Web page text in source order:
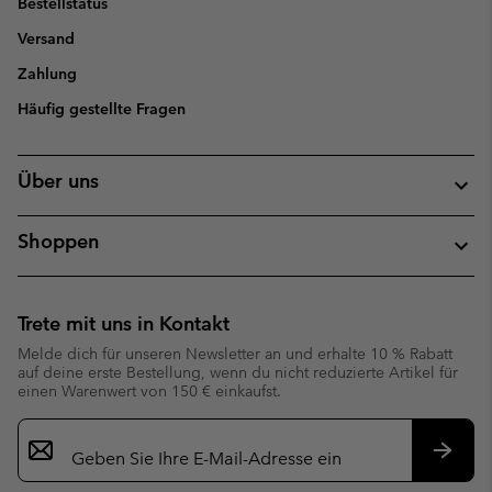
Versand
Zahlung
Häufig gestellte Fragen
Über uns
Shoppen
Trete mit uns in Kontakt
Melde dich für unseren Newsletter an und erhalte 10 % Rabatt
auf deine erste Bestellung, wenn du nicht reduzierte Artikel für
einen Warenwert von 150 € einkaufst.
Newsletter-
Anmeldung